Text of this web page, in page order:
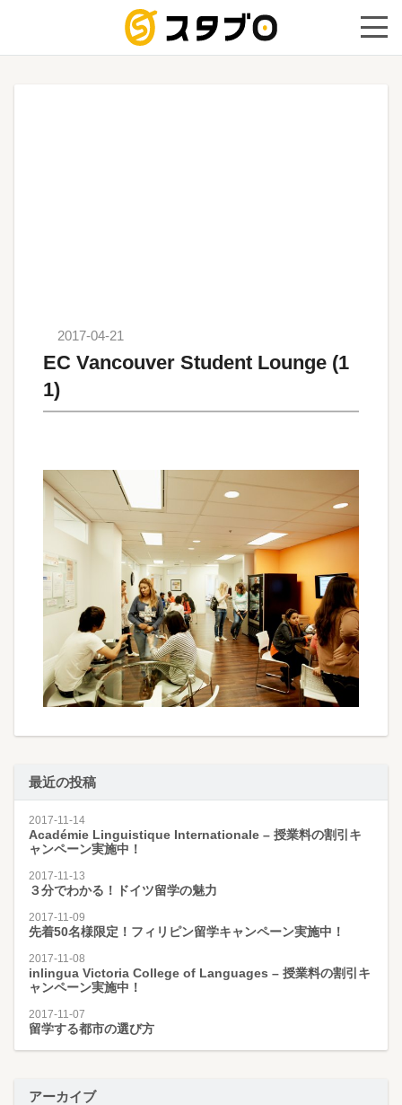
手続き
2017-04-21
EC Vancouver Student Lounge (1
1)
最近の投稿
2017-11-14
Académie Linguistique Internationale – 授業料の割引キ
ャンペーン実施中！
2017-11-13
３分でわかる！ドイツ留学の魅力
2017-11-09
先着50名様限定！フィリピン留学キャンペーン実施中！
2017-11-08
inlingua Victoria College of Languages – 授業料の割引キ
ャンペーン実施中！
2017-11-07
留学する都市の選び方
アーカイブ